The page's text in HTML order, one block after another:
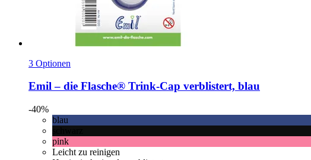
3 Optionen
Emil – die Flasche® Trink-​Cap verblistert, blau
-40%
blau
pink
Leicht zu reinigen